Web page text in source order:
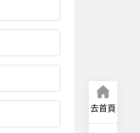
去首頁